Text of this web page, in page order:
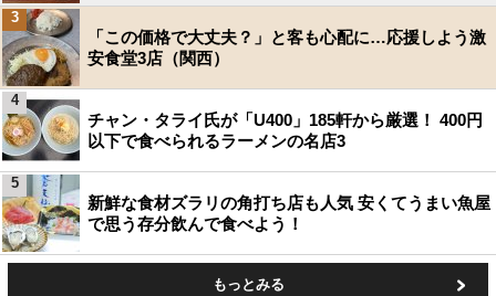
「この価格で大丈夫？」と客も心配に…応援しよう激
安食堂3店（関西）
3
チャン・タライ氏が「U400」185軒から厳選！ 400円
以下で食べられるラーメンの名店3
4
新鮮な食材ズラリの角打ち店も人気 安くてうまい魚屋
で思う存分飲んで食べよう！
5
もっとみる